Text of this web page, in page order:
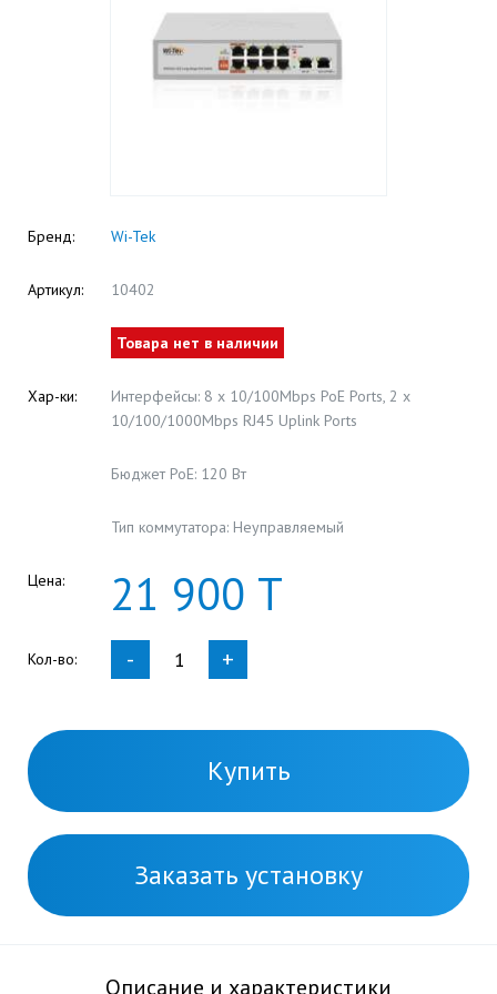
Бренд: Wi-Tek
Артикул: 10402
Товара нет в наличии
Хар-ки:
Интерфейсы: 8 x 10/100Mbps PoE Ports, 2 x
10/100/1000Mbps RJ45 Uplink Ports
Бюджет PoE: 120 Вт
Тип коммутатора: Неуправляемый
Цена: 21 900 Т
Кол-во: - +
Купить
Заказать установку
Описание и характеристики